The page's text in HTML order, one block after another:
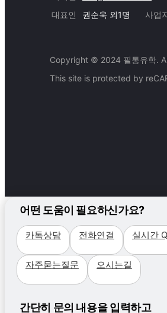
대표인
권순욱 외1명 사업
Copyright © 2024 필통유학.
This site is protected by
어떤 도움이 필요하신가요?
카톡상담 전화연결 실시간
자주묻는질문 오시는길
간단히 문의 내용을 입력하고
필리핀
세부
비용
지역
프로그램